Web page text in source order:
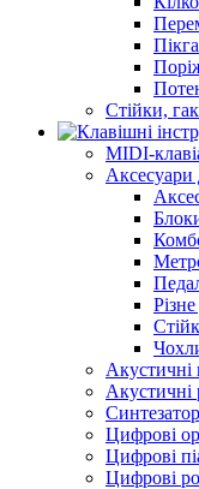
Стійки,
MIDI-
Аксесуари
Акустичні
Акустичні
Цифрові
Цифрові
Цифрові